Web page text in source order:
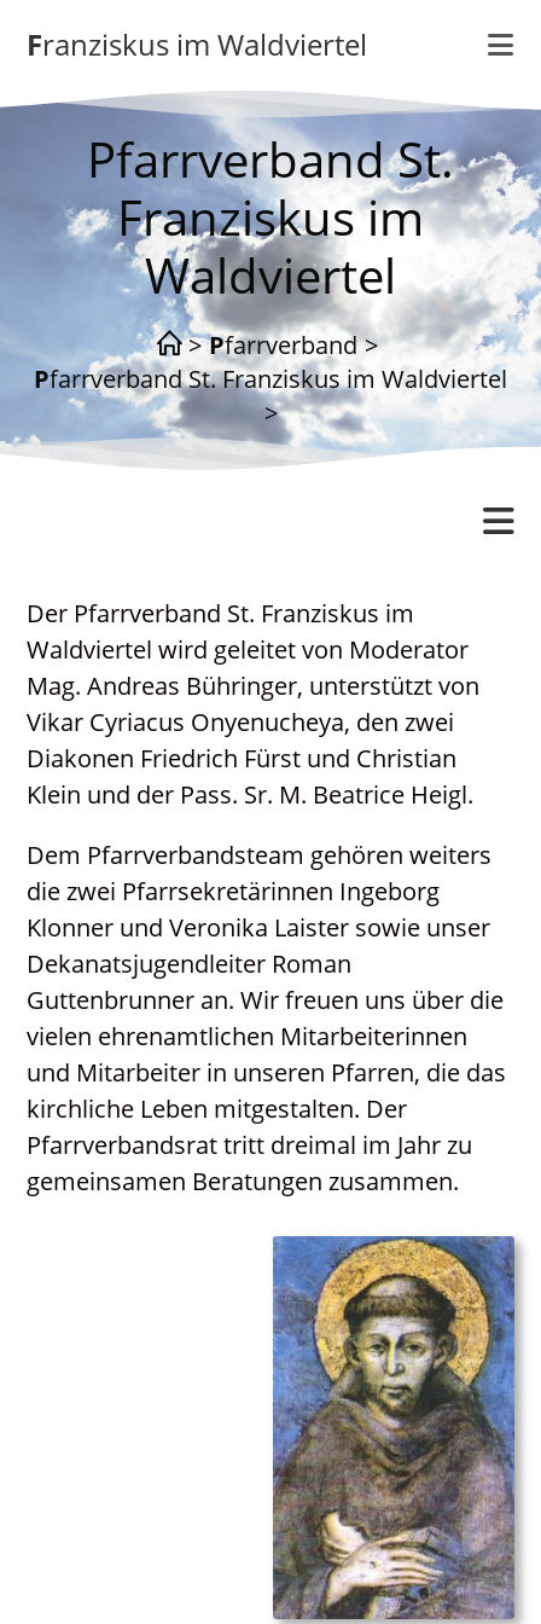
Inhalt
springenFranziskus im Waldviertel
Pfarrverband St.
Franziskus im
Waldviertel
> Pfarrverband >
Pfarrverband St. Franziskus im Waldviertel
>
Freude und Leid
Angetraut
Getauft
Heimgegangen
Kontakt
Links
Neuigkeiten
Pfarrblatt
Seelsorge / Sakramente
Caritas
Spirituelles
Pfarrverband – gemeinsamer Kreuzweg in
Arbesbach am 22.03.2026
Der Pfarrverband St. Franziskus im
Waldviertel wird geleitet von Moderator
Mag. Andreas Bühringer, unterstützt von
Vikar Cyriacus Onyenucheya, den zwei
Diakonen Friedrich Fürst und Christian
Klein und der Pass. Sr. M. Beatrice Heigl.
Dem Pfarrverbandsteam gehören weiters
die zwei Pfarrsekretärinnen Ingeborg
Klonner und Veronika Laister sowie unser
Dekanatsjugendleiter Roman
Guttenbrunner an. Wir freuen uns über die
vielen ehrenamtlichen Mitarbeiterinnen
und Mitarbeiter in unseren Pfarren, die das
kirchliche Leben mitgestalten. Der
Pfarrverbandsrat tritt dreimal im Jahr zu
gemeinsamen Beratungen zusammen.